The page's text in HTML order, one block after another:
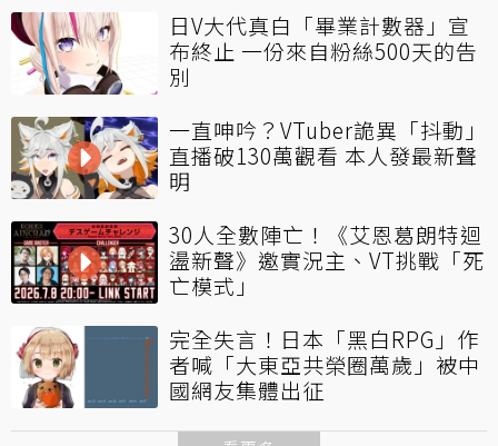
日V大代真白「畢業計數器」宣
布終止 一份來自粉絲500天的告
別
一直呻吟？VTuber詭異「抖動」
直播破130萬觀看 本人發最新聲
明
30人全數陣亡！《艾恩葛朗特迴
盪新聲》邀實況主、VT挑戰「死
亡模式」
完全失言！日本「黑白RPG」作
者喊「大東亞共榮圈萬歲」被中
國網友集體出征